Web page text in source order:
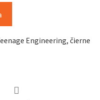
Engineering, čierne